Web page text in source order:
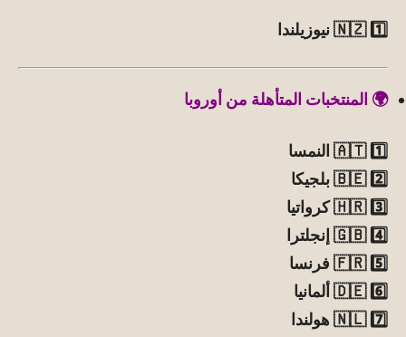
1️⃣ 🇳🇿 نيوزيلندا
🌍 المنتخبات المتأهلة من أوروبا
1️⃣ 🇦🇹 النمسا
2️⃣ 🇧🇪 بلجيكا
3️⃣ 🇭🇷 كرواتيا
4️⃣ 🇬🇧 إنجلترا
5️⃣ 🇫🇷 فرنسا
6️⃣ 🇩🇪 ألمانيا
7️⃣ 🇳🇱 هولندا